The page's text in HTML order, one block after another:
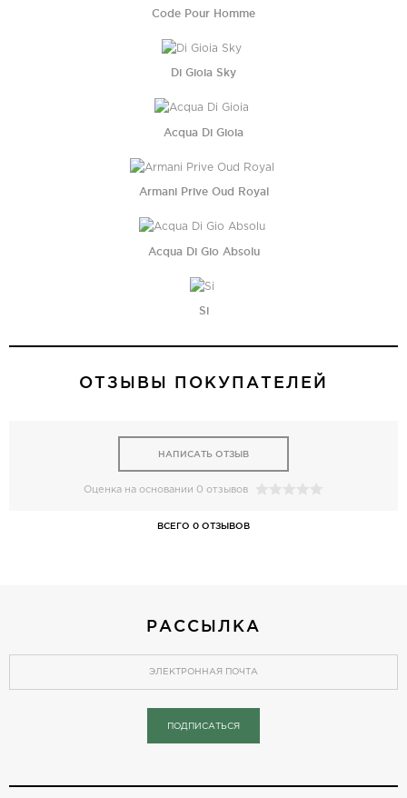
Code Pour Homme
Di Gioia Sky
Acqua Di Gioia
Armani Prive Oud Royal
Acqua Di Gio Absolu
Si
ОТЗЫВЫ ПОКУПАТЕЛЕЙ
НАПИСАТЬ ОТЗЫВ
Оценка на основании 0 отзывов
ВСЕГО 0 ОТЗЫВОВ
РАССЫЛКА
ПОДПИСАТЬСЯ